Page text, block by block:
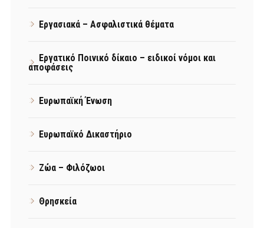
Εργασιακά – Ασφαλιστικά θέματα
Εργατικό Ποινικό δίκαιο – ειδικοί νόμοι και
αποφάσεις
Ευρωπαϊκή Ένωση
Ευρωπαϊκό Δικαστήριο
Ζώα – Φιλόζωοι
Θρησκεία